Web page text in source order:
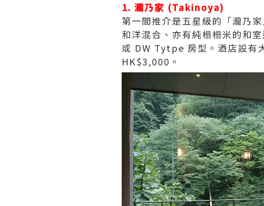
1. 瀧乃家 (Takinoya)
第一間推介是五星級的「瀧乃
和洋混合、亦有純榻榻米的和
或 DW Tytpe 房型。酒店設有
HK$3,000。